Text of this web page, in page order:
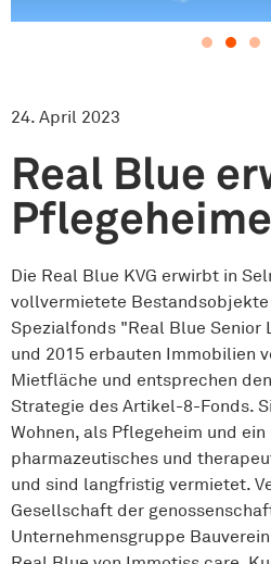
24. April 2023
Real Blue
Die Real Blue KVG erwirbt in
vollvermietete
Spezialfonds "Real Blue Senior
und 2015 erbauten Immobilien
Mietfläche und entsprechen
Strategie des Artikel-8-Fonds.
Wohnen, als Pflegeheim und
pharmazeutisches und
und sind langfristig vermietet.
Gesellschaft der
Unternehmensgruppe